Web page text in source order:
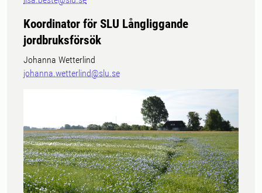
Koordinator för SLU Långliggande
jordbruksförsök
Johanna Wetterlind
johanna.wetterlind@slu.se